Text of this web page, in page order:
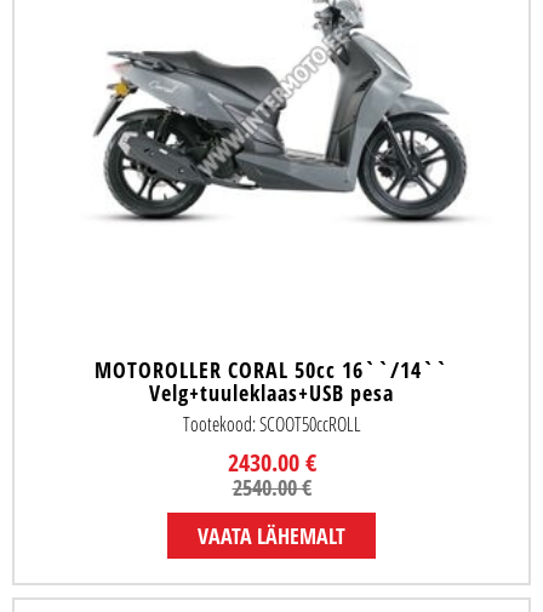
MOTOROLLER CORAL 50cc 16``/14``
Velg+tuuleklaas+USB pesa
Tootekood: SCOOT50ccROLL
2430.00 €
2540.00 €
VAATA LÄHEMALT